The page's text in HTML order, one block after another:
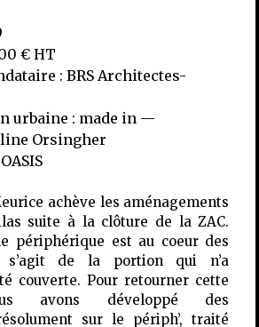
€ HT
: BRS Architectes-
urbaine : made in —
Orsingher
achève les aménagements
suite à la clôture de la ZAC.
périphérique est au coeur des
s’agit de la portion qui n’a
couverte. Pour retourner cette
avons développé des
sur le périph’, traité